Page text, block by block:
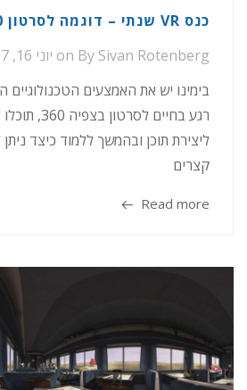
כנס VR שנתי – דוגמה לסרטון 360
By Sivan Rotenberg
on יוני 16, 2017
בימינו יש את האמצעים הטכנולוגיים
רגע בחיים
קצרים
Read more